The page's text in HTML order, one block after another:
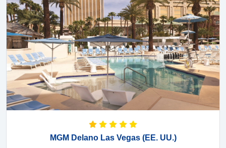
MGM Delano Las Vegas (EE. UU.)